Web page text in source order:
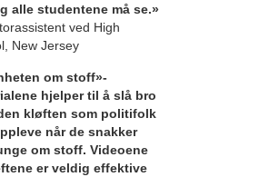
alle studentene må se.»
ved High
New Jersey
om stoff»-
hjelper til å slå bro
kløften som politifolk
når de snakker
om stoff. Videoene
er veldig effektive